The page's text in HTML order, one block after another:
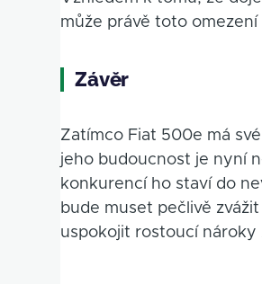
může právě toto
Závěr
Zatímco Fiat 500e má
jeho budoucnost je nyní
konkurencí ho staví do
bude muset pečlivě
uspokojit rostoucí nároky